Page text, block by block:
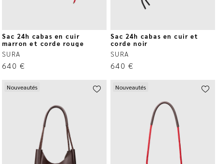
Sac 24h cabas en cuir
marron et corde rouge
SURA
640 €
Sac 24h cabas en cuir et
corde noir
SURA
640 €
Nouveautés Nouveautés